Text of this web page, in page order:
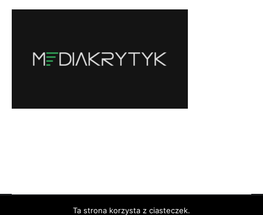
Ta strona korzysta z ciasteczek.